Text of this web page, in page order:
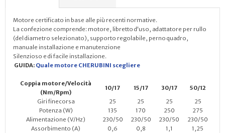
Motore certificato in base alle più recenti normative.
La confezione comprende: motore, libretto d'uso, adattatore per rullo
(del diametro selezionato), supporto regolabile, perno quadro,
manuale installazione e manutenzione
Silenzioso e di facile installazione.
GUIDA: Quale motore CHERUBINI scegliere
Coppia motore/Velocità
(Nm/Rpm)
10/17 15/17 30/17
50/12
Giri finecorsa
25 25 25
25
Potenza (W)
135 170 250
275
Alimentazione (V/Hz)
230/50 230/50 230/50
230/50
Assorbimento (A)
0,6 0,8 1,1
1,25